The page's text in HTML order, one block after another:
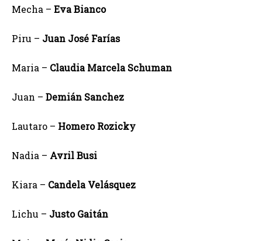
Mecha – Eva Bianco
Piru – Juan José Farías
Maria – Claudia Marcela Schuman
Juan – Demián Sanchez
Lautaro – Homero Rozicky
Nadia – Avril Busi
Kiara – Candela Velásquez
Lichu – Justo Gaitán